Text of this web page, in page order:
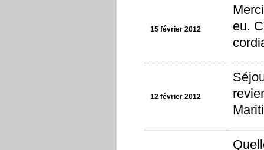
15 février 2012
eu.
12 février 2012